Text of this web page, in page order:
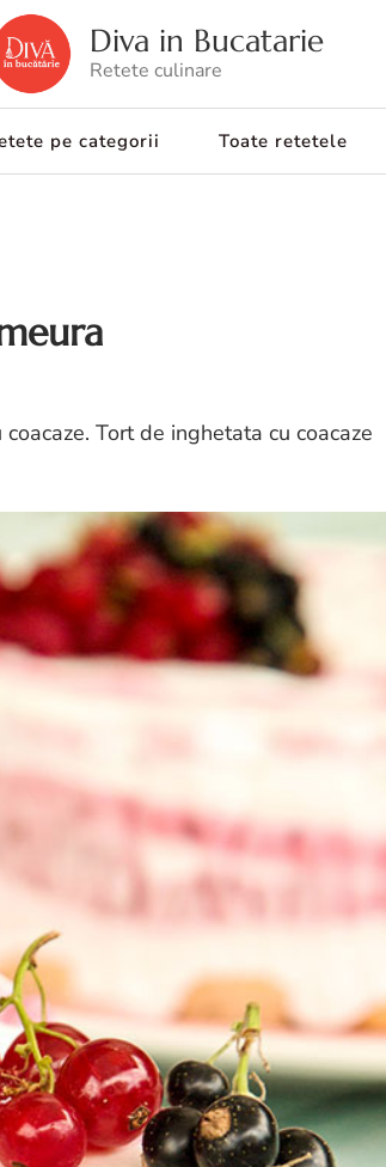
Diva in Bucatarie
Retete culinare
pe categorii Toate retetele
Tort de inghetata cu coacaze